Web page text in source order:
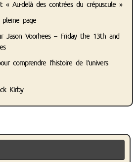
« Au-delà des contrées du crépuscule »
page
Jason Voorhees – Friday the 13th and
comprendre l’histoire de l’univers
Kirby